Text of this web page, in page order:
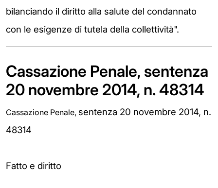
bilanciando il diritto alla salute del condannato
con le esigenze di tutela della collettività".
Cassazione Penale, sentenza
20 novembre 2014, n. 48314
Cassazione Penale, sentenza 20 novembre 2014, n.
48314
Fatto e diritto